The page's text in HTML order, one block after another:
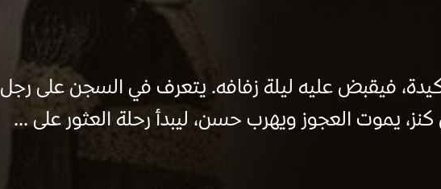
فيقبض عليه ليلة زفافه. يتعرف في السجن على رجل
يموت العجوز ويهرب حسن، ليبدأ رحلة العثور على ...